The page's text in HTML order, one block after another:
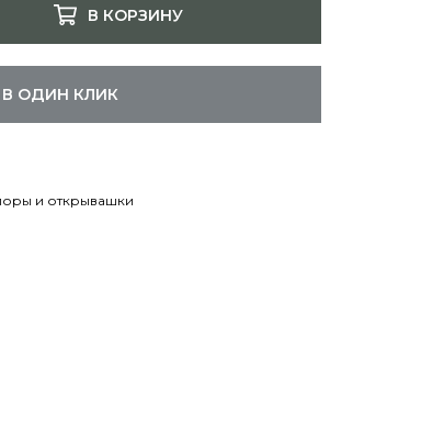
В КОРЗИНУ
В ОДИН КЛИК
и открывашки